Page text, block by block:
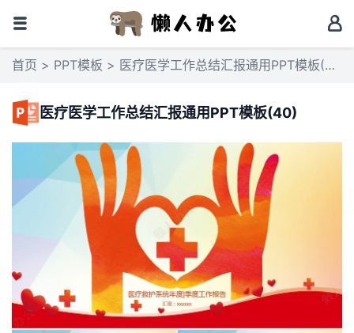
首页 > PPT模板 > 医疗医学工作总结汇报通用PPT模板(40)
医疗医学工作总结汇报通用PPT模板(40)